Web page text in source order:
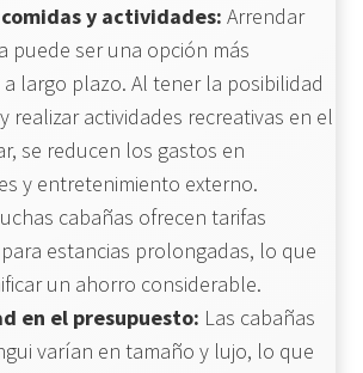
y actividades: Arrendar
puede ser una opción más
largo plazo. Al tener la posibilidad
realizar actividades recreativas en el
se reducen los gastos en
y entretenimiento externo.
cabañas ofrecen tarifas
estancias prolongadas, lo que
un ahorro considerable.
en el presupuesto: Las cabañas
varían en tamaño y lujo, lo que